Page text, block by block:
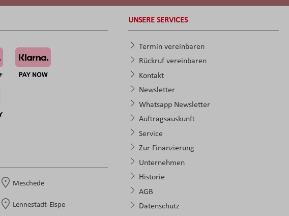
Meschede
Lennestadt-Elspe
UNSERE SERVICES
Termin vereinbaren
Rückruf vereinbaren
Kontakt
Newsletter
Whatsapp Newsletter
Auftragsauskunft
Service
Zur Finanzierung
Unternehmen
Historie
AGB
Datenschutz